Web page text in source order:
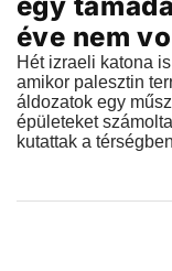
éve nem
Hét izraeli katona
amikor palesztin
áldozatok egy
épületeket
kutattak a